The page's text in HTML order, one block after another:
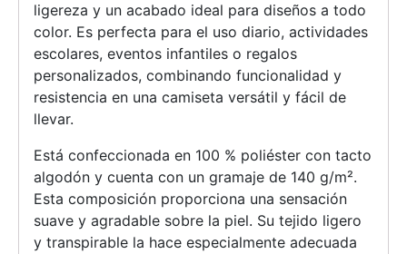
ligereza y un acabado ideal para diseños a todo
color. Es perfecta para el uso diario, actividades
escolares, eventos infantiles o regalos
personalizados, combinando funcionalidad y
resistencia en una camiseta versátil y fácil de
llevar.
Está confeccionada en 100 % poliéster con tacto
algodón y cuenta con un gramaje de 140 g/m².
Esta composición proporciona una sensación
suave y agradable sobre la piel. Su tejido ligero
y transpirable la hace especialmente adecuada